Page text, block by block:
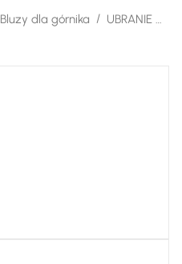
Bluzy dla górnika / UBRANIE DRELICHOWE DLA GÓRNIKA RAKON – Wzór 7–2–1–63b